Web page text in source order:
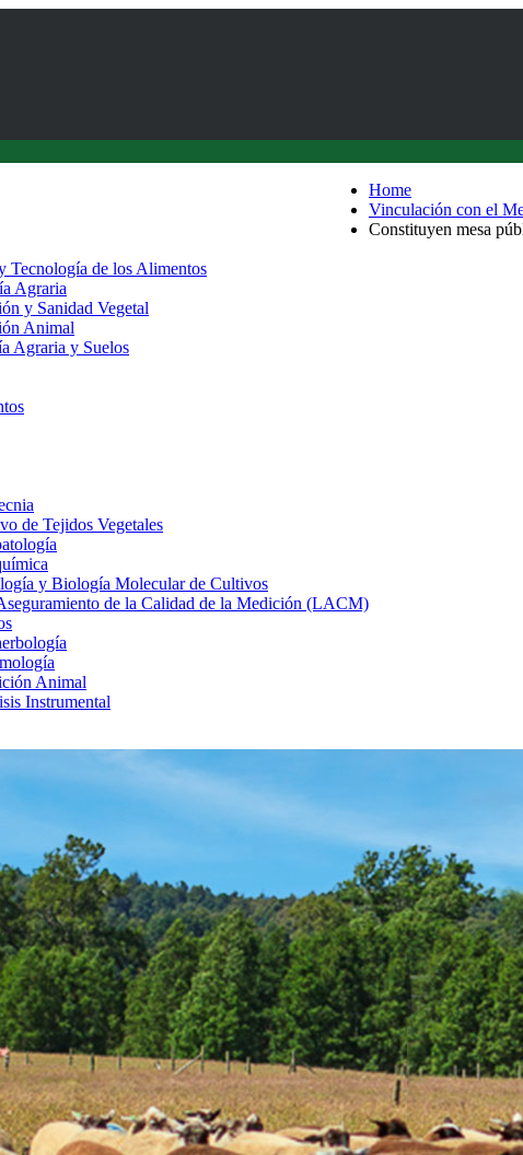
Tecnología de los Alimentos
Agraria
y Sanidad Vegetal
Animal
Agraria y Suelos
de Tejidos Vegetales
y Biología Molecular de Cultivos
de la Calidad de la Medición (LACM)
Animal
Instrumental
Home
Vinculación con el
Constituyen mesa